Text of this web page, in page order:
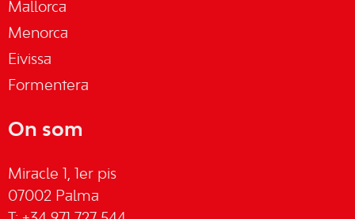
Mallorca
Menorca
Eivissa
Formentera
On som
Miracle 1, 1er pis
07002 Palma